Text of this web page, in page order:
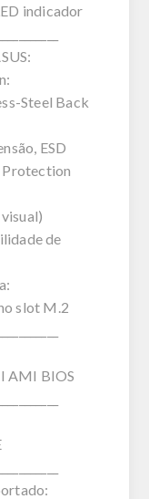
indicador
Steel Back
ESD
Protection
de
slot M.2
AMI BIOS